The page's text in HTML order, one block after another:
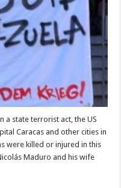
a state terrorist act, the US
Caracas and other cities in
were killed or injured in this
Maduro and his wife